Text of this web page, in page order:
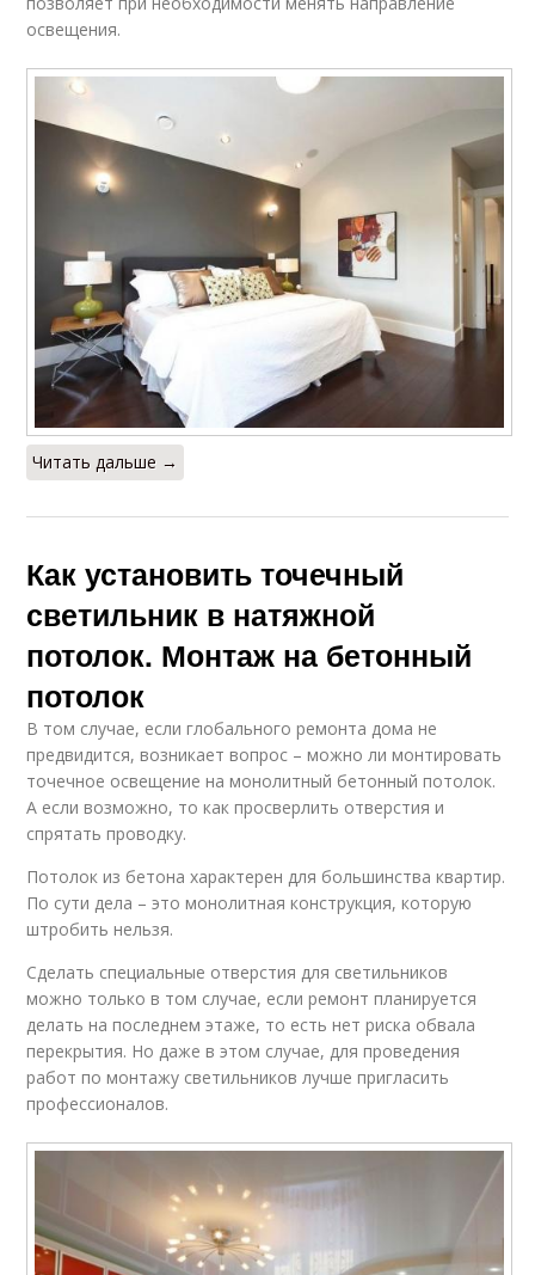
освещения.
Читать дальше →
Как установить точечный
светильник в натяжной
потолок. Монтаж на бетонный
потолок
В том случае, если глобального ремонта дома не
предвидится, возникает вопрос – можно ли монтировать
точечное освещение на монолитный бетонный потолок.
А если возможно, то как просверлить отверстия и
спрятать проводку.
Потолок из бетона характерен для большинства квартир.
По сути дела – это монолитная конструкция, которую
штробить нельзя.
Сделать специальные отверстия для светильников
можно только в том случае, если ремонт планируется
делать на последнем этаже, то есть нет риска обвала
перекрытия. Но даже в этом случае, для проведения
работ по монтажу светильников лучше пригласить
профессионалов.